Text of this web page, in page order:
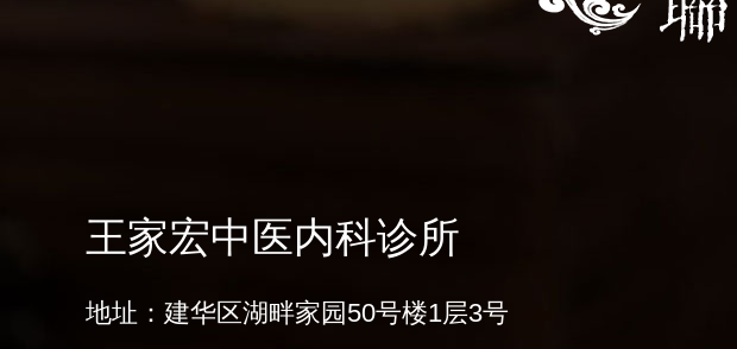
王家宏中医内科诊所
地址：建华区湖畔家园50号楼1层3号